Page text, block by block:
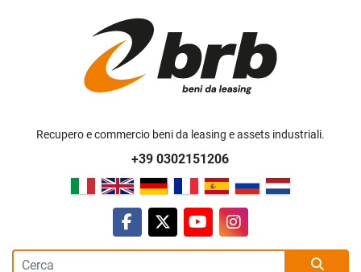
Recupero e commercio beni da leasing e assets industriali.
+39 0302151206
facebook
twitteryoutubeinstagram